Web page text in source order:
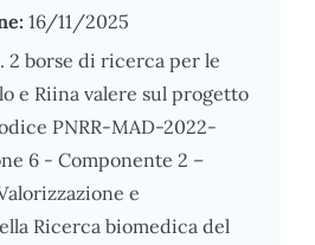
16/11/2025
2 borse di ricerca per le
e Riina valere sul progetto
PNRR-MAD-2022-
6 - Componente 2 –
e
Ricerca biomedica del